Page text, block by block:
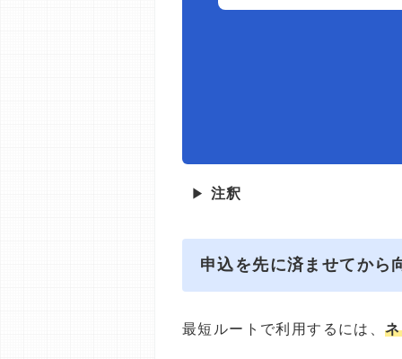
▶ 注釈
申込を先に済ませてから
最短ルートで利用するには、